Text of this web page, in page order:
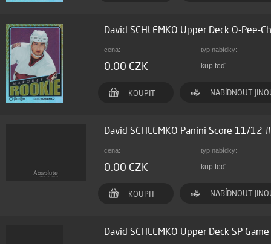
David SCHLEMKO Upper Deck O-
cena: typ nabídky:
0.00 CZK kup teď
KOUPIT NABÍDNOUT
David SCHLEMKO Panini Score 11/12
cena: typ nabídky:
0.00 CZK kup teď
KOUPIT NABÍDNOUT
David SCHLEMKO Upper Deck SP